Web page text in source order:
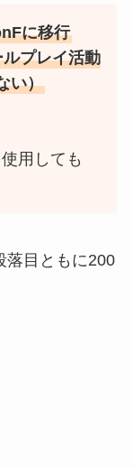
に移行
プレイ活動
い）
用しても
落目ともに200